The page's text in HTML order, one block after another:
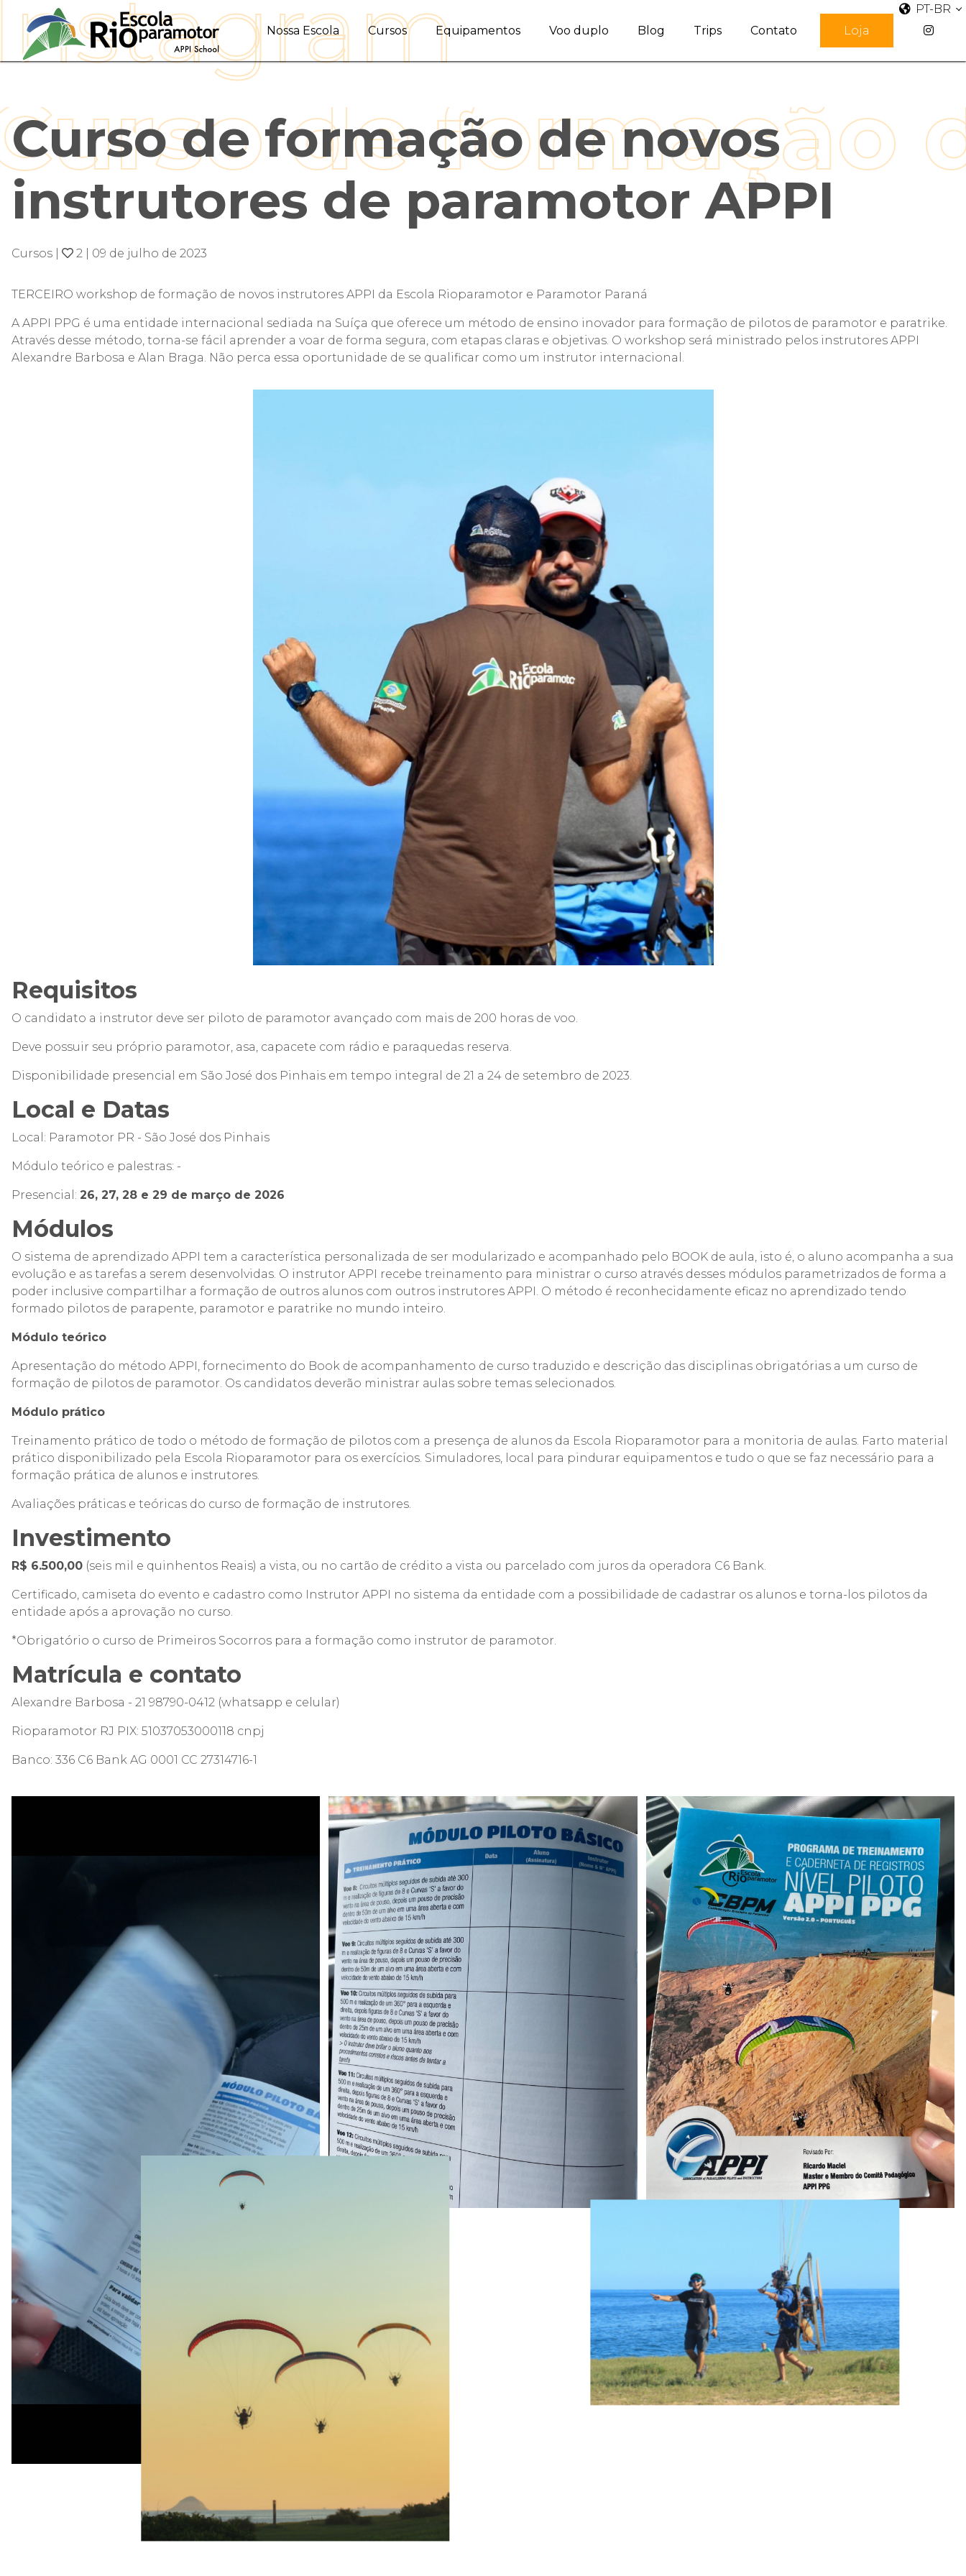
Nossa Escola Cursos Equipamentos Voo duplo Blog Trips Contato Loja
PT-BR
Curso de formação de novos
instrutores de paramotor APPI
Cursos 2 09 de julho de 2023
TERCEIRO workshop de formação de novos instrutores APPI da Escola Rioparamotor e Paramotor Paraná
A APPI PPG é uma entidade internacional sediada na Suíça que oferece um método de ensino inovador para formação de pilotos de paramotor e paratrike.
Através desse método, torna-se fácil aprender a voar de forma segura, com etapas claras e objetivas. O workshop será ministrado pelos instrutores APPI
Alexandre Barbosa e Alan Braga. Não perca essa oportunidade de se qualificar como um instrutor internacional.
Requisitos
O candidato a instrutor deve ser piloto de paramotor avançado com mais de 200 horas de voo.
Deve possuir seu próprio paramotor, asa, capacete com rádio e paraquedas reserva.
Disponibilidade presencial em São José dos Pinhais em tempo integral de 21 a 24 de setembro de 2023.
Local e Datas
Local: Paramotor PR - São José dos Pinhais
Módulo teórico e palestras: -
Presencial: 26, 27, 28 e 29 de março de 2026
Módulos
O sistema de aprendizado APPI tem a característica personalizada de ser modularizado e acompanhado pelo BOOK de aula, isto é, o aluno acompanha a sua
evolução e as tarefas a serem desenvolvidas. O instrutor APPI recebe treinamento para ministrar o curso através desses módulos parametrizados de forma a
poder inclusive compartilhar a formação de outros alunos com outros instrutores APPI. O método é reconhecidamente eficaz no aprendizado tendo
formado pilotos de parapente, paramotor e paratrike no mundo inteiro.
Módulo teórico
Apresentação do método APPI, fornecimento do Book de acompanhamento de curso traduzido e descrição das disciplinas obrigatórias a um curso de
formação de pilotos de paramotor. Os candidatos deverão ministrar aulas sobre temas selecionados.
Módulo prático
Treinamento prático de todo o método de formação de pilotos com a presença de alunos da Escola Rioparamotor para a monitoria de aulas. Farto material
prático disponibilizado pela Escola Rioparamotor para os exercícios. Simuladores, local para pindurar equipamentos e tudo o que se faz necessário para a
formação prática de alunos e instrutores.
Avaliações práticas e teóricas do curso de formação de instrutores.
Investimento
R$ 6.500,00 (seis mil e quinhentos Reais) a vista, ou no cartão de crédito a vista ou parcelado com juros da operadora C6 Bank.
Certificado, camiseta do evento e cadastro como Instrutor APPI no sistema da entidade com a possibilidade de cadastrar os alunos e torna-los pilotos da
entidade após a aprovação no curso.
*Obrigatório o curso de Primeiros Socorros para a formação como instrutor de paramotor.
Matrícula e contato
Alexandre Barbosa - 21 98790-0412 (whatsapp e celular)
Rioparamotor RJ PIX: 51037053000118 cnpj
Banco: 336 C6 Bank AG 0001 CC 27314716-1